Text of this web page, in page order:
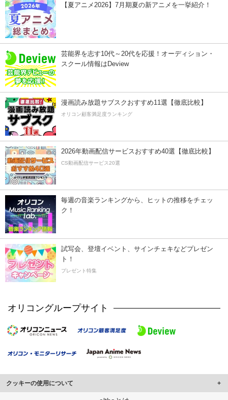
【夏アニメ2026】7月期夏の新アニメを一挙紹介！
芸能界を志す10代～20代を応援！オーディション・
スクール情報はDeview
漫画読み放題サブスクおすすめ11選【徹底比較】
オリコン顧客満足度ランキング
2026年動画配信サービスおすすめ40選【徹底比較】
CS動画配信サービス20選
毎週の音楽ランキングから、ヒットの推移をチェッ
ク！
試写会、登壇イベント、サインチェキなどプレゼン
ト！
プレゼント特集
オリコングループサイト
クッキーの使用について